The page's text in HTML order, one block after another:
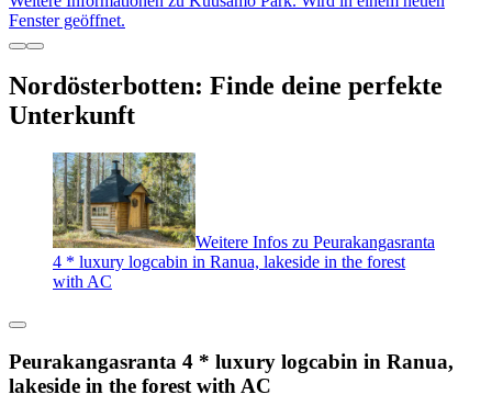
Fenster geöffnet.
Nordösterbotten: Finde deine perfekte
Unterkunft
Weitere Infos zu Peurakangasranta
4 * luxury logcabin in Ranua, lakeside in the forest
with AC
Peurakangasranta 4 * luxury logcabin in Ranua,
lakeside in the forest with AC